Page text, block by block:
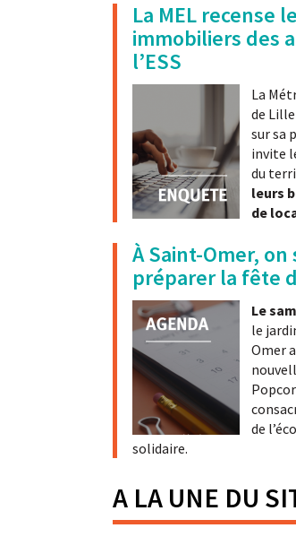
La MEL recense
immobiliers des
l’ESS
La
de
sur sa
invite
du
leurs
de
À Saint-Omer, on
préparer la fête
Le
le
Omer
de
solidaire.
A LA UNE DU